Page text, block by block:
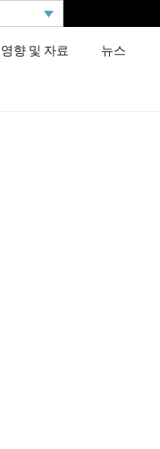
영향 및 자료 뉴스